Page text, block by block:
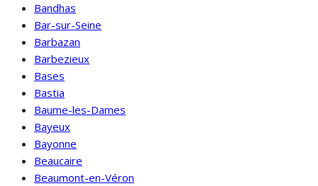
Bandhas
Bar-sur-Seine
Barbazan
Barbezieux
Bases
Bastia
Baume-les-Dames
Bayeux
Bayonne
Beaucaire
Beaumont-en-Véron